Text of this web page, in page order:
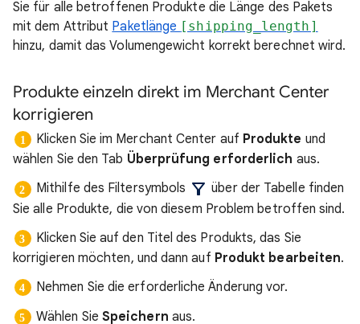
Sie für alle betroffenen Produkte die Länge des Pakets
mit dem Attribut Paketlänge [shipping_length]
hinzu, damit das Volumengewicht korrekt berechnet wird.
Produkte einzeln direkt im Merchant Center
korrigieren
Klicken Sie im Merchant Center auf Produkte und
wählen Sie den Tab Überprüfung erforderlich aus.
Mithilfe des Filtersymbols
über der Tabelle finden
Sie alle Produkte, die von diesem Problem betroffen sind.
Klicken Sie auf den Titel des Produkts, das Sie
korrigieren möchten, und dann auf Produkt bearbeiten.
Nehmen Sie die erforderliche Änderung vor.
Wählen Sie Speichern aus.